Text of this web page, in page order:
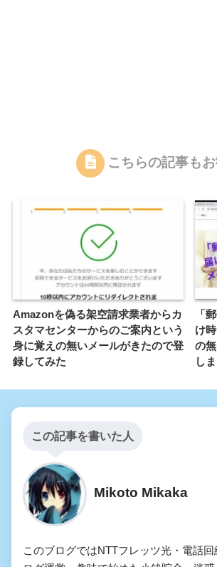
こちらの記事も
Amazonを偽る架空請求業者からカ
スタマセンターからのご案内という
身に覚えの無いメールがきたので登
録してみた
「
け
の
し
この記事を書いた人
Mikoto Mikaka
このブログではNTTフレッツ光・電話